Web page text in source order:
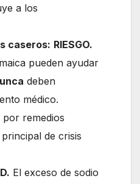
a los
caseros: RIESGO.
pueden ayudar
deben
médico.
remedios
de crisis
El exceso de sodio